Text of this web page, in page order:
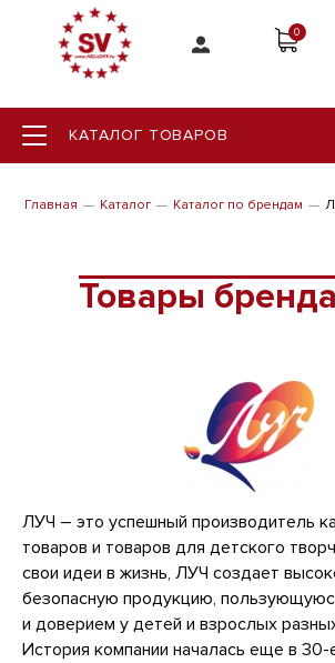
0
КАТАЛОГ ТОВАРОВ
Главная Каталог Каталог по брендам
Товары
ЛУЧ – это успешный производитель
товаров и товаров для детского
свои идеи в жизнь, ЛУЧ создает
безопасную продукцию,
и доверием у детей и взрослых
История компании началась еще в